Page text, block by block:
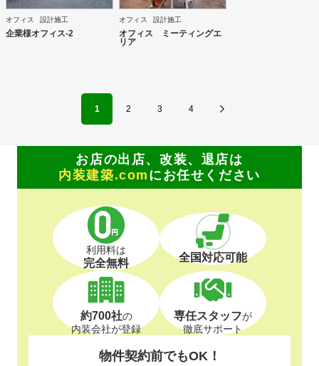
オフィス 設計施工
企業様オフィス-2
オフィス 設計施工
オフィス ミーティングエ
リア
1 2 3 4
お店の出店、改装、退店は
内装建築.com にお任せください
利用料は
完全無料 全国対応可能
約700社の
内装会社が登録
専任スタッフが
徹底サポート
物件契約前でもOK！